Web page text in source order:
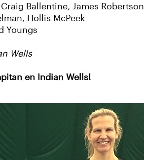
Ballentine, James Robertson
Hollis McPeek
Youngs
Wells
en Indian Wells!